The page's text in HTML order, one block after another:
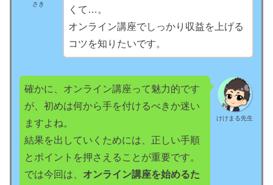
さき
くて…。
オンライン講座でしっかり収益を上げる
コツを知りたいです。
けけまる先生
確かに、オンライン講座って魅力的です
が、初めは何から手を付けるべきか迷い
ますよね。
結果を出していくためには、正しい手順
とポイントを押さえることが重要です。
では今回は、 オンライン講座を始めるた